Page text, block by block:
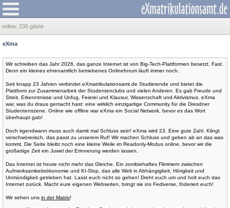
online: 230 gäste
eXma
Wir schreiben das Jahr 2026, das ganze Internet ist von Big-Tech-Plattformen besetzt. Fast.
Denn ein kleines ehrenamtlich betriebenes Onlineforum läuft immer noch.
Seit knapp 23 Jahren verbindet eXmatrikulationsamt.de Studierende und bietet die
Plattform zur Zusammenarbeit der Studentenclubs und vielen Anderen. Es gab Freude und
Streit, Erkenntnisse und Unfug, Feierei und Klausur, Wissenschaft und Aktivismus. eXma
war, was du draus gemacht hast: eine wirklich einzigartige Community für die Dresdner
Studentenszene. Online wie offline war eXma ein Social Network, bevor es das Wort
überhaupt gab!
Doch irgendwann muss auch damit mal Schluss sein! eXma wird 23. Eine gute Zahl. Klingt
verschwörerisch, das passt zu unserem Ruf! Wir machen Schluss und geben ab an das was
kommt. Die Seite bleibt noch eine kleine Weile im Readonly-Modus online, bevor wir die
großartige Zeit ein Juwel der Erinnerung werden lassen.
Das Internet ist heute nicht mehr das Gleiche. Ein zombiehaftes Flimmern zwischen
Aufmerksamkeitsökonomie und KI-Slop, das alle Welt in Abhängigkeit, Hörigkeit und
Unmündigkeit getrieben hat. Lasst euch nicht so gehen! Dreht euch um und holt euch das
Internet zurück. Macht eure eigenen Webseiten, bringt sie ins Fediverse, föderiert euch!
Wir sehen uns in der Matrix!